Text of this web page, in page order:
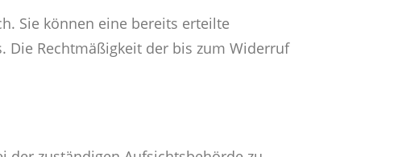
Sie können eine bereits erteilte
Rechtmäßigkeit der bis zum Widerruf